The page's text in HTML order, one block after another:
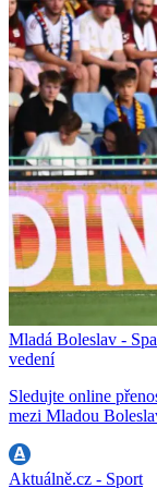
Mladá Boleslav -
vedení
Sledujte online
mezi Mladou
Aktuálně.cz - Sport